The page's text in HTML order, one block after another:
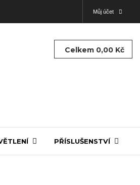
Můj účet
Celkem 0,00 Kč
PŘÍSLUŠENSTVÍ